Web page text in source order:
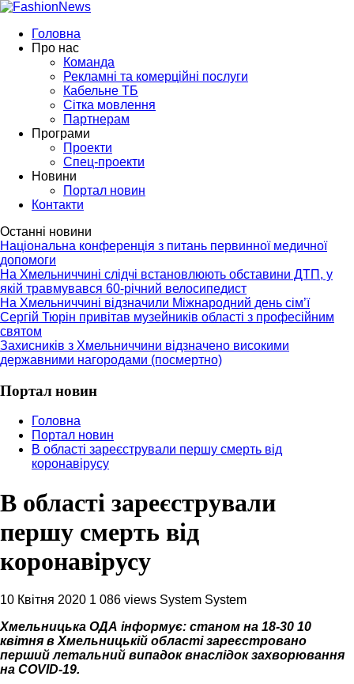
Головна
Про нас
Команда
Рекламні та комерційні послуги
Кабельне ТБ
Сітка мовлення
Партнерам
Програми
Проекти
Спец-проекти
Новини
Портал новин
Контакти
Останні новини
Національна конференція з питань первинної медичної
допомоги
На Хмельниччині слідчі встановлюють обставини ДТП, у
якій травмувався 60-річний велосипедист
На Хмельниччині відзначили Міжнародний день сім’ї
Сергій Тюрін привітав музейників області з професійним
святом
Захисників з Хмельниччини відзначено високими
державними нагородами (посмертно)
Портал новин
Головна
Портал новин
В області зареєстрували першу смерть від
коронавірусу
В області зареєстрували
першу смерть від
коронавірусу
10 Квітня 2020 1 086 views System System
Хмельницька ОДА інформує: станом на 18-30 10
квітня в Хмельницькій області зареєстровано
перший летальний випадок внаслідок захворювання
на COVID-19.